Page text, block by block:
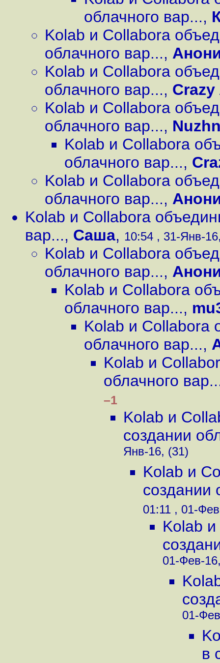
облачного вар...,
Kolab и Collabora
облачного вар...,
Kolab и Collabora
облачного вар..., Crazy
Kolab и Collabora
облачного вар...,
Kolab и Collabora
облачного вар...,
Kolab и Collabora
облачного вар...,
Kolab и Collabora
вар..., Саша, 10:54 , 31-Янв-
Kolab и Collabora
облачного вар...,
Kolab и Collabora
облачного вар...,
Kolab и Collabora
облачного вар...,
Kolab и
облачного
–1
Kolab и
создании
Янв-16, (31)
Kolab и
создании
01:11 , 01-
Kolab
01-Фев-
01-
в